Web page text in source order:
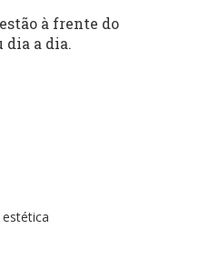
à frente do
dia a dia.